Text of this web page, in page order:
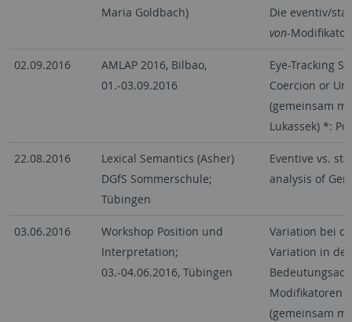
Maria Goldbach)
Die eventiv/
von-
02.09.2016
AMLAP 2016, Bilbao,
01.-03.09.2016
Eye-Tracking
Coercion or
(gemeinsam
Lukassek) *:
22.08.2016
Lexical Semantics (Asher)
DGfS Sommerschule;
Tübingen
Eventive vs.
analysis of
03.06.2016
Workshop Position und
Interpretation;
03.-04.06.2016, Tübingen
Variation bei
Variation in
Modifikatoren
(gemeinsam